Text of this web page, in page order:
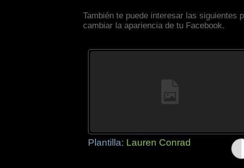
También te puede interesar las siguientes
cambiar la apariencia de tu Facebook.
Plantilla: Lauren Conrad